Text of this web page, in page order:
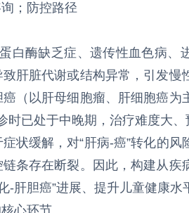
；防控路径
白酶缺乏症、遗传性血色病、
肝脏代谢或结构异常，引发慢
（以肝母细胞瘤、肝细胞癌为
已处于中晚期，治疗难度大、
状缓解，对“肝病-癌”转化的风
条存在断裂。因此，构建从疾
肝胆癌”进展、提升儿童健康水
心环节